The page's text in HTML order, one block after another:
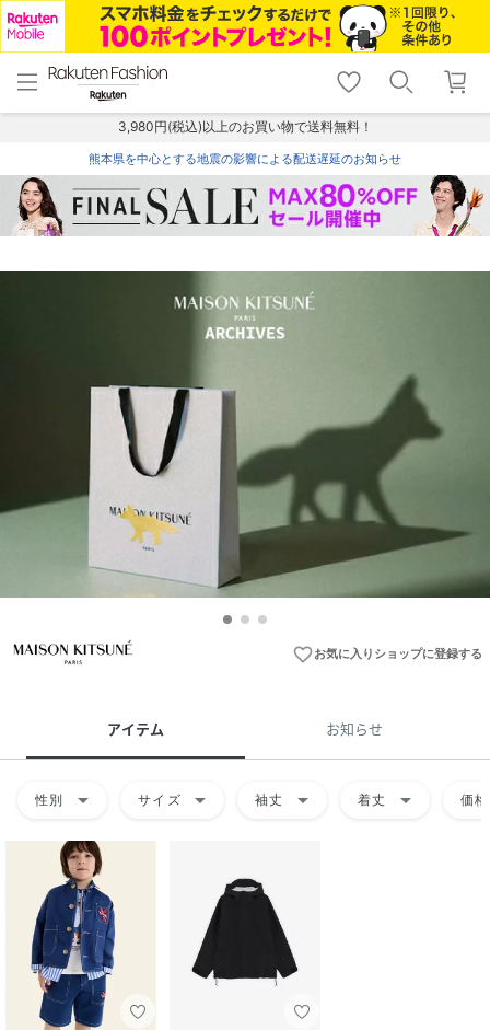
menu home
トップ
shopping_cart lock_outline
ログイン
3,980円(税込)以上のお買い物で送料無料！
熊本県を中心とする地震の影響による配送遅延のお知らせ
favorite_borderお気に入りショップに登録する
アイテム お知らせ
性別 arrow_drop_down サイズ arrow_drop_down 袖丈 arrow_drop_down 着丈 arrow_drop_down 価格